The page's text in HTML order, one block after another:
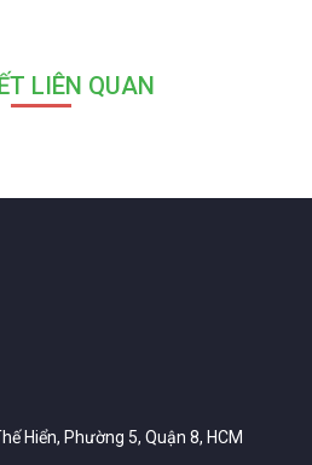
LIÊN QUAN
Hiển, Phường 5, Quận 8, HCM